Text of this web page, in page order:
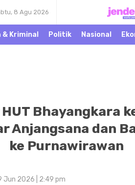
8 Agu 2026
Warta
& Kriminal Politik Nasional
Bhayangkara
Anjangsana dan
ke Purnawirawan
Jun 2026 | 2:49 pm